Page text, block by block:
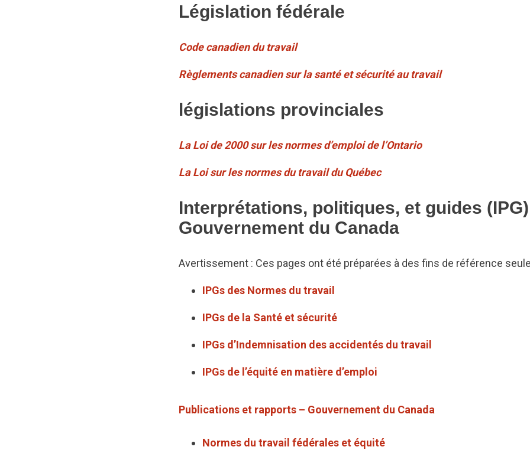
Législation fédérale
Code canadien du travail
Règlements canadien sur la santé et sécurité au travail
législations provinciales
La Loi de 2000 sur les normes d’emploi de l’Ontario
La Loi sur les normes du travail du Québec
Interprétations, politiques, et guides
Gouvernement du Canada
Avertissement : Ces pages ont été préparées à des fins de référence
IPGs des Normes du travail
IPGs de la Santé et sécurité
IPGs d’Indemnisation des accidentés du travail
IPGs de l’équité en matière d’emploi
Publications et rapports – Gouvernement du Canada
Normes du travail fédérales et équité